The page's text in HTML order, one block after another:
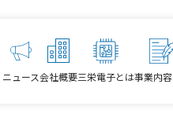
ニュース会社概要三栄電子とは事業内容